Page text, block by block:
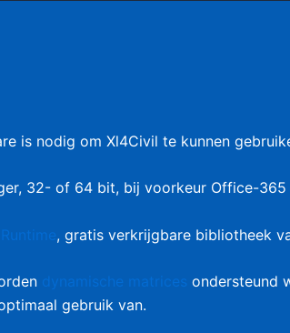
is nodig om Xl4Civil te kunnen
32- of 64 bit, bij voorkeur Office-365
, gratis verkrijgbare bibliotheek
dynamische matrices ondersteund
gebruik van.